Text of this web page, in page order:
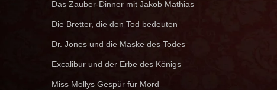
Das Zauber-Dinner mit Jakob Mathias
Die Bretter, die den Tod bedeuten
Dr. Jones und die Maske des Todes
Excalibur und der Erbe des Königs
Miss Mollys Gespür für Mord